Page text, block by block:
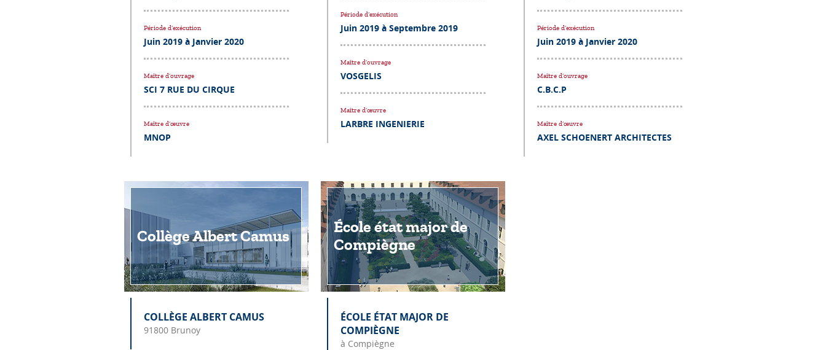
Période d’exécution
Juin 2019 à Janvier 2020
Maître d’ouvrage
SCI 7 RUE DU CIRQUE
Maître d’œuvre
MNOP
Période d’exécution
Juin 2019 à Septembre 2019
Maître d’ouvrage
VOSGELIS
Maître d’œuvre
LARBRE INGENIERIE
Période d’exécution
Juin 2019 à Janvier 2020
Maître d’ouvrage
C.B.C.P
Maître d’œuvre
AXEL SCHOENERT ARCHITECTES
Collège Albert Camus
COLLÈGE ALBERT CAMUS
91800 Brunoy
École état major de
Compiègne
ÉCOLE ÉTAT MAJOR DE
COMPIÈGNE
à Compiègne